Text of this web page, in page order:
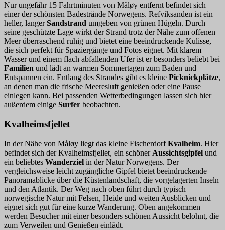
Nur ungefähr 15 Fahrtminuten von Måløy entfernt befindet sich
einer der schönsten Badestrände Norwegens. Refviksanden ist ein
heller, langerSandstrand umgeben von grünen Hügeln. Durch
seine geschützte Lage wirkt der Strand trotz der Nähe zum offenen
Meer überraschend ruhig und bietet eine beeindruckende Kulisse,
die sich perfekt für Spaziergänge und Fotos eignet. Mit klarem
Wasser und einem flach abfallenden Ufer ist er besonders beliebt bei
Familien und lädt an warmen Sommertagen zum Baden und
Entspannen ein. Entlang des Strandes gibt es kleine Picknickplätze,
an denen man die frische Meeresluft genießen oder eine Pause
einlegen kann. Bei passenden Wetterbedingungen lassen sich hier
außerdem einige Surfer beobachten.
Kvalheimsfjellet
In der Nähe von Måløy liegt das kleine FischerdorfKvalheim. Hier
befindet sich der Kvalheimsfjellet, ein schöner Aussichtsgipfel und
ein beliebtes Wanderziel in der Natur Norwegens. Der
vergleichsweise leicht zugängliche Gipfel bietet beeindruckende
Panoramablicke über die Küstenlandschaft, die vorgelagerten Inseln
und den Atlantik. Der Weg nach oben führt durch typisch
norwegische Natur mit Felsen, Heide und weiten Ausblicken und
eignet sich gut für eine kurze Wanderung. Oben angekommen
werden Besucher mit einer besonders schönen Aussicht belohnt, die
zum Verweilen und Genießen einlädt.